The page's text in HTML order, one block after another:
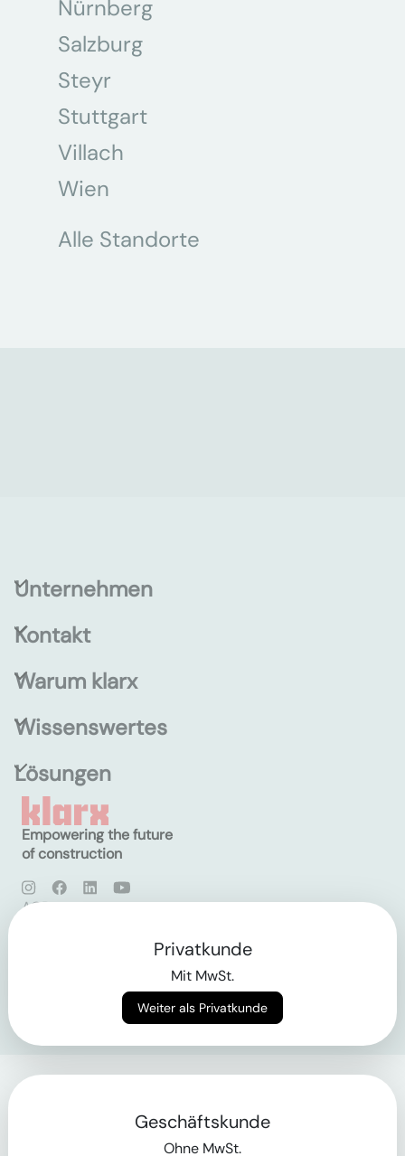
Nürnberg
Salzburg
Steyr
Stuttgart
Villach
Wien
Alle Standorte
Unternehmen
Kontakt
Warum klarx
Wissenswertes
Lösungen
Empowering the future
of construction
AGB
Privatkunde
Mit MwSt.
Weiter als Privatkunde
Geschäftskunde
Ohne MwSt.